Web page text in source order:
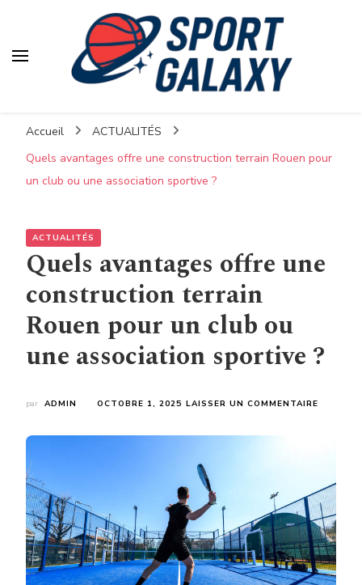
Accueil
ACTUALITÉS
Quels avantages offre une construction terrain Rouen pour
un club ou une association sportive ?
ACTUALITÉS
Quels avantages offre une
construction terrain
Rouen pour un club ou
une association sportive ?
par ADMIN OCTOBRE 1, 2025 LAISSER UN COMMENTAIRE
TERRAIN
ROUEN
POUR
UN
CLUB
OU
UNE